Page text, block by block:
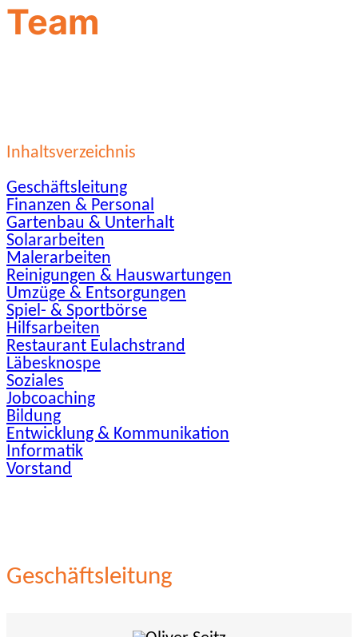
Team
Inhaltsverzeichnis
Geschäftsleitung
Finanzen & Personal
Gartenbau & Unterhalt
Solararbeiten
Malerarbeiten
Reinigungen & Hauswartungen
Umzüge & Entsorgungen
Spiel- & Sportbörse
Hilfsarbeiten
Restaurant Eulachstrand
Läbesknospe
Soziales
Jobcoaching
Bildung
Entwicklung & Kommunikation
Informatik
Vorstand
Geschäftsleitung